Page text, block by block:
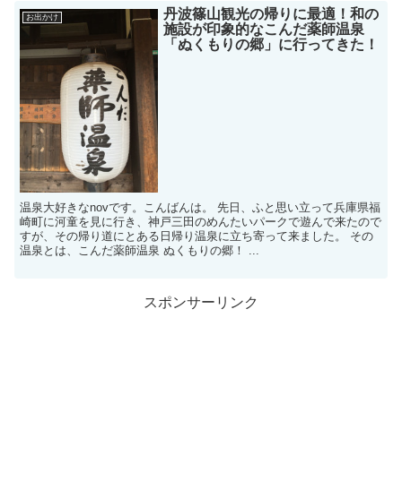
お出かけ
丹波篠山観光の帰りに最適！和の
施設が印象的なこんだ薬師温泉
「ぬくもりの郷」に行ってきた！
温泉大好きなnovです。こんばんは。 先日、ふと思い立って兵庫県福
崎町に河童を見に行き、神戸三田のめんたいパークで遊んで来たので
すが、その帰り道にとある日帰り温泉に立ち寄って来ました。 その
温泉とは、こんだ薬師温泉 ぬくもりの郷！ ...
スポンサーリンク